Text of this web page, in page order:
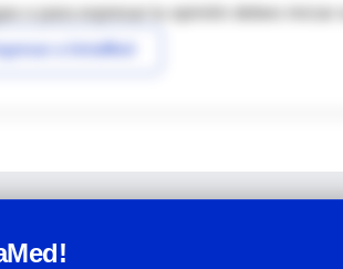
o para expresar tu opinión debes iniciar
a IntraMed